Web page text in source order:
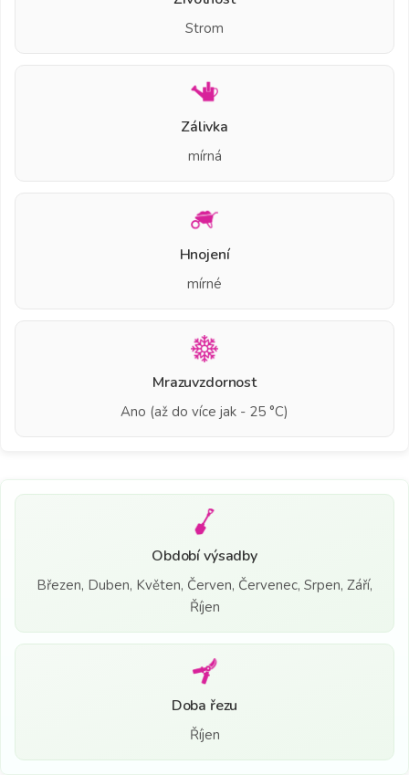
Strom
Zálivka
mírná
Hnojení
mírné
Mrazuvzdornost
Ano (až do více jak - 25 °C)
Období výsadby
Březen, Duben, Květen, Červen, Červenec, Srpen, Září,
Říjen
Doba řezu
Říjen